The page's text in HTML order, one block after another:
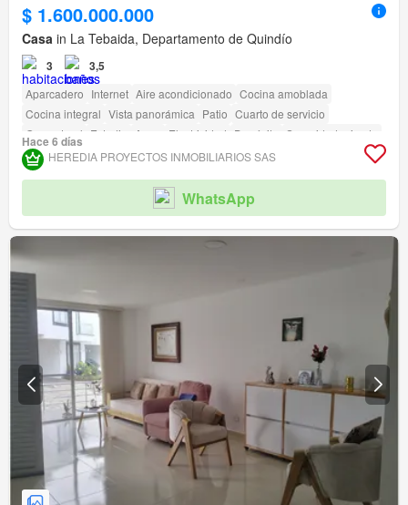
$ 1.600.000.000
Casa in La Tebaida, Departamento de Quindío
3 3,5
Aparcadero Internet Aire acondicionado Cocina amoblada
Cocina integral Vista panorámica Patio Cuarto de servicio
Gas natural Estudio Agua Electricidad Depósito
Seguridad privada
Gimnasio Piscina Jardín Barbecue
Acceso para personas con discapacidad
Hace 6 días
HEREDIA PROYECTOS INMOBILIARIOS SAS
WhatsApp